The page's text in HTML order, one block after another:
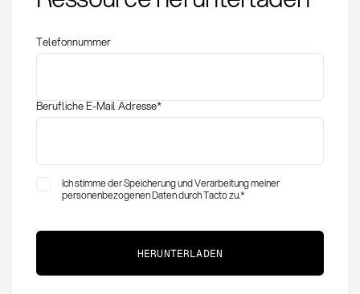
Optimierung und KPIs
Telefonnummer
Berufliche E-Mail Adresse*
Ich stimme der Speicherung und Verarbeitung meiner
personenbezogenen Daten durch Tacto zu.*